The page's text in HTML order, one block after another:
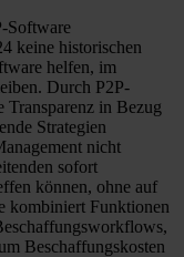
Software
keine historischen
helfen, im
Durch P2P-
Transparenz in Bezug
Strategien
nicht
sofort
können, ohne auf
kombiniert Funktionen
Beschaffungskosten